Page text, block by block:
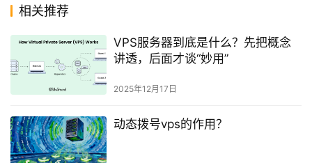
相关推荐
VPS服务器到底是什么？先把概念
讲透，后面才谈“妙用”
2025年12月17日
动态拨号vps的作用？